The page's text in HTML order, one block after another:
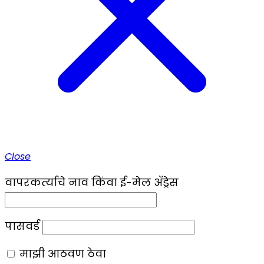
Close
वापरकर्त्याचे नाव किंवा ई-मेल ॲड्रेस
पासवर्ड
माझी आठवण ठेवा